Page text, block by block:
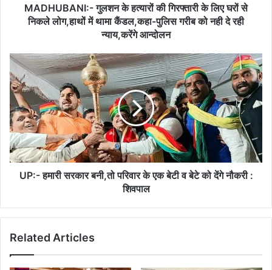
थामा
कैंडल,कहा-
पुलिस
गरीब
को
नही
दे
रही
न्याय,करेंगे
आन्दोलन
MADHUBANI:- गुलशन के हत्यारों की गिरफ्तारी के लिए घरों से
निकले लोग,हाथों में थामा कैंडल,कहा-पुलिस गरीब को नही दे रही
न्याय,करेंगे आन्दोलन
UP:-
हमारी
सरकार
बनी,तो
परिवार
के
एक
बेटी
व
शिवपाल
UP:- हमारी सरकार बनी,तो परिवार के एक बेटी व बेटे को देंगे नौकरी :
शिवपाल
Related Articles